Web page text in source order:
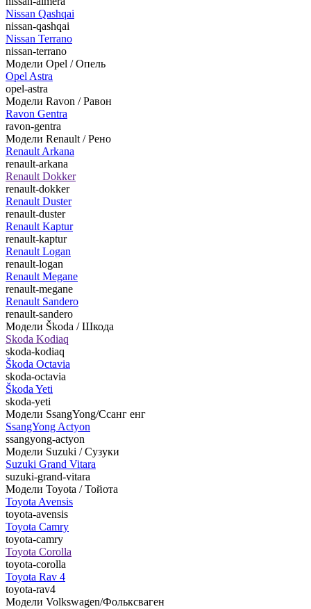
Nissan Qashqai
nissan-qashqai
Nissan Terrano
nissan-terrano
Модели Opel / Опель
Opel Astra
opel-astra
Модели Ravon / Равон
Ravon Gentra
ravon-gentra
Модели Renault / Рено
Renault Arkana
renault-arkana
Renault Dokker
renault-dokker
Renault Duster
renault-duster
Renault Kaptur
renault-kaptur
Renault Logan
renault-logan
Renault Megane
renault-megane
Renault Sandero
renault-sandero
Модели Škoda / Шкода
Skoda Kodiaq
skoda-kodiaq
Škoda Octavia
skoda-octavia
Škoda Yeti
skoda-yeti
Модели SsangYong/Ссанг енг
SsangYong Actyon
ssangyong-actyon
Модели Suzuki / Сузуки
Suzuki Grand Vitara
suzuki-grand-vitara
Модели Toyota / Тойота
Toyota Avensis
toyota-avensis
Toyota Camry
toyota-camry
Toyota Corolla
toyota-corolla
Toyota Rav 4
toyota-rav4
Модели Volkswagen/Фольксваген